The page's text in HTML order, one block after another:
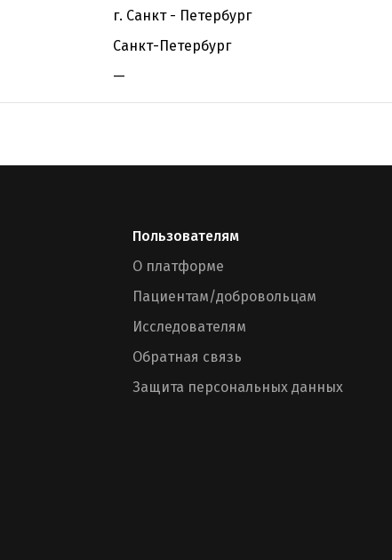
г. Санкт - Петербург
Санкт-Петербург
—
Пользователям
О платформе
Пациентам/добровольцам
Исследователям
Обратная связь
Защита персональных данных